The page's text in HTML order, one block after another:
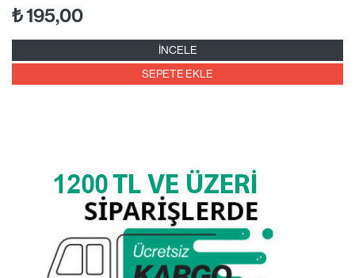
₺195,00
İNCELE
SEPETE EKLE